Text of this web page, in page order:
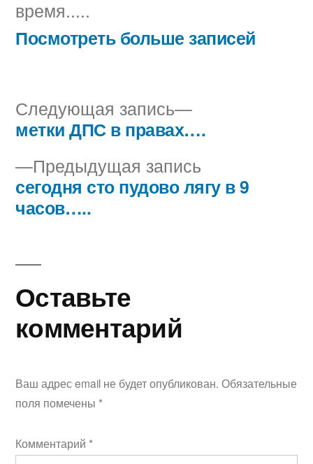
время.....
Посмотреть больше записей
Навигация
по
записям
Предыдущая запись
запись:
сегодня сто пудово лягу в 9
часов…..
Следующая запись
Следующая
запись:
метки ДПС в правах….
Оставьте
комментарий
Ваш адрес email не будет опубликован. Обязательные
поля помечены *
Комментарий *